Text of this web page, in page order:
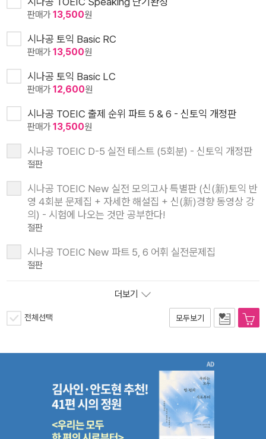
판매가13,500원
시나공 토익 Basic RC
판매가13,500원
시나공 토익 Basic LC
판매가12,600원
시나공 TOEIC 출제 순위 파트 5 & 6 - 신토익 개정판
판매가13,500원
시나공 TOEIC D-5 실전 테스트 (5회분) - 신토익 개정판
절판
시나공 TOEIC New 실전 모의고사 특별판 (신(新)토익 반
영 4회분 문제집 + 자세한 해설집 + 신(新)경향 동영상 강
의) - 시험에 나오는 것만 공부한다!
절판
시나공 TOEIC New 파트 5, 6 어휘 실전문제집
절판
더보기
전체선택 모두보기